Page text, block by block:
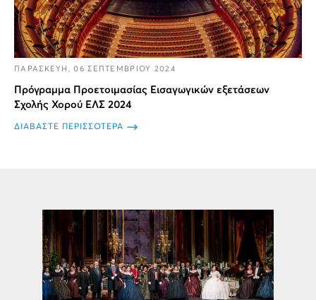
ΠΑΡΑΣΚΕΥΗ, 06 ΣΕΠΤΕΜΒΡΙΟΥ 2024
Πρόγραμμα Προετοιμασίας Εισαγωγικών εξετάσεων
Σχολής Χορού ΕΛΣ 2024
ΔΙΑΒΑΣΤΕ ΠΕΡΙΣΣΟΤΕΡΑ